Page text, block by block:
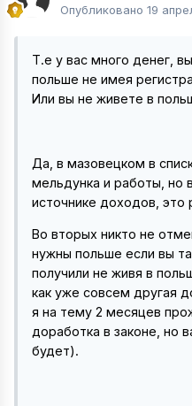
Опубликовано 19
Т.е у вас много денег,
польше не имея
Или вы не живете в
Да, в мазовецком в
мельдунка и работы, но
источнике доходов, это
Во вторых никто не
нужны польше если вы
получили не живя в
как уже совсем другая
я на тему 2 месяцев
доработка в законе, но
будет).